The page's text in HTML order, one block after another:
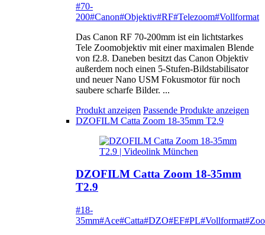
#70-
200#Canon#Objektiv#RF#Telezoom#Vollformat
Das Canon RF 70-200mm ist ein lichtstarkes
Tele Zoomobjektiv mit einer maximalen Blende
von f2.8. Daneben besitzt das Canon Objektiv
außerdem noch einen 5-Stufen-Bildstabilisator
und neuer Nano USM Fokusmotor für noch
saubere scharfe Bilder. ...
Produkt anzeigen Passende Produkte anzeigen
DZOFILM Catta Zoom 18-35mm T2.9
DZOFILM Catta Zoom 18-35mm
T2.9
#18-
35mm#Ace#Catta#DZO#EF#PL#Vollformat